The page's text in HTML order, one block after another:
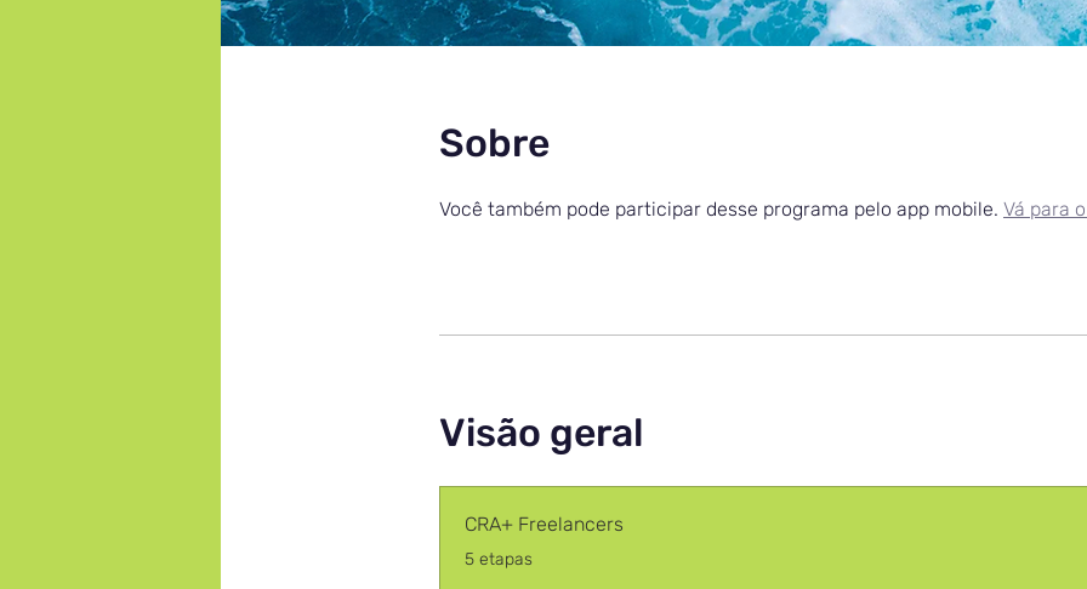
Sobre
Você também pode participar desse programa pelo app mobile. Vá para
Visão geral
CRA+ Freelancers
.
5 etapas